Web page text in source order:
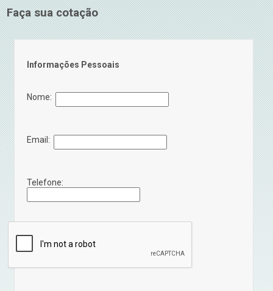
Faça sua cotação
Informações Pessoais
Nome:
Email:
Telefone: